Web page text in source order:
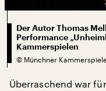
Der Autor Thomas
Performance
Kammerspielen
© Münchner
Überraschend war